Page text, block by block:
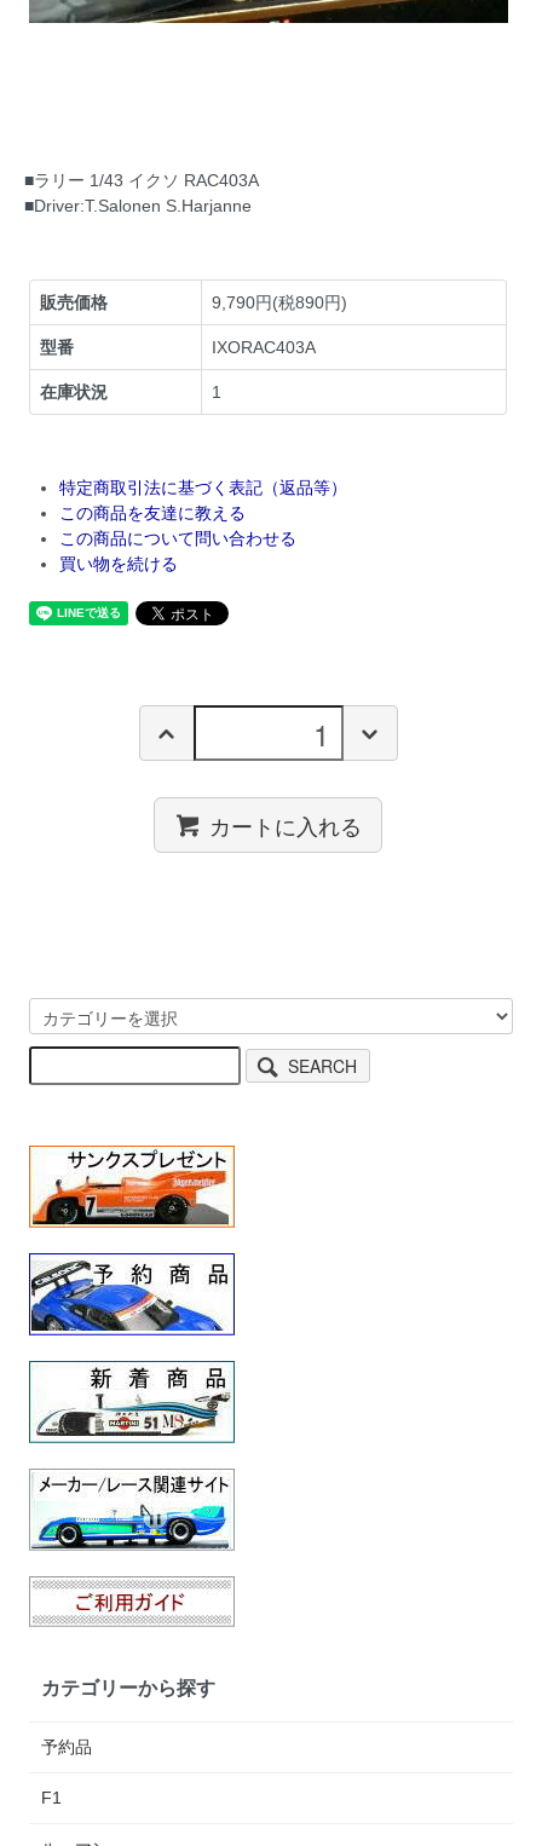
■ラリー 1/43 イクソ RAC403A
■Driver:T.Salonen S.Harjanne
販売価格 9,790円(税890円)
型番 IXORAC403A
在庫状況 1
特定商取引法に基づく表記（返品等）
この商品を友達に教える
この商品について問い合わせる
買い物を続ける
カートに入れる
SEARCH
カテゴリーから探す
予約品
F1